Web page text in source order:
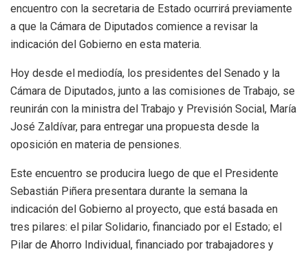
encuentro con la secretaria de Estado ocurrirá previamente
a que la Cámara de Diputados comience a revisar la
indicación del Gobierno en esta materia.
Hoy desde el mediodía, los presidentes del Senado y la
Cámara de Diputados, junto a las comisiones de Trabajo, se
reunirán con la ministra del Trabajo y Previsión Social, María
José Zaldívar, para entregar una propuesta desde la
oposición en materia de pensiones.
Este encuentro se producira luego de que el Presidente
Sebastián Piñera presentara durante la semana la
indicación del Gobierno al proyecto, que está basada en
tres pilares: el pilar Solidario, financiado por el Estado; el
Pilar de Ahorro Individual, financiado por trabajadores y